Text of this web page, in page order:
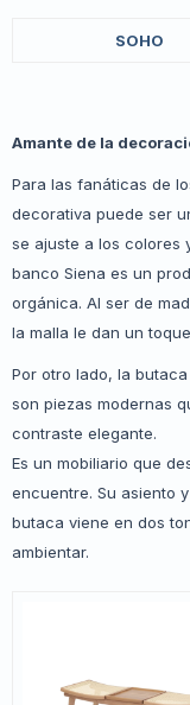
SOHO
Amante de la
Para las fanáticas de
decorativa puede ser
se ajuste a los colores
banco Siena es un
orgánica. Al ser de
la malla le dan un
Por otro lado, la
son piezas modernas
contraste elegante.
Es un mobiliario que
encuentre. Su asiento
butaca viene en dos
ambientar.